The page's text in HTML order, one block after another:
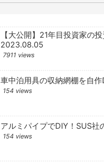
【大公開】21年目投資家の
2023.08.05
7911 views
車中泊用具の収納網棚を自
154 views
アルミパイプでDIY！SUS
154 views